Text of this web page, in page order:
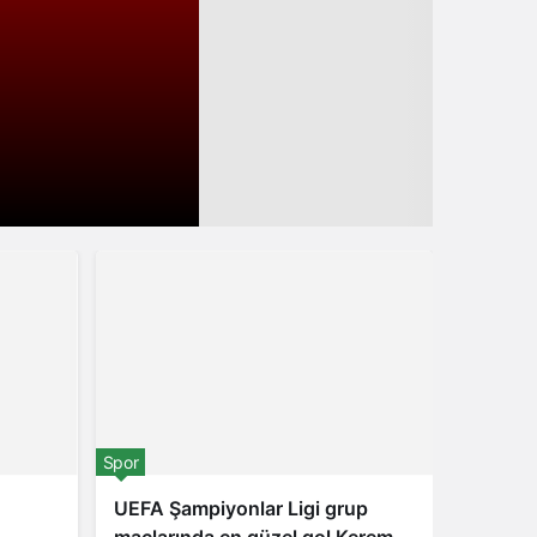
Spor
UEFA Şampiyonlar Ligi grup